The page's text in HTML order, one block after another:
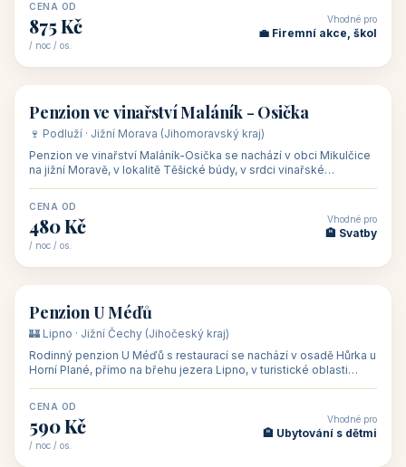
CENA OD
875 Kč
/ noc / os.
Vhodné pro
💼 Firemní akce, škol
🏡 penzion
Penzion ve vinařství Maláník - Osička
🍷 Podluží · Jižní Morava (Jihomoravský kraj)
Penzion ve vinařství Maláník-Osička se nachází v obci Mikulčice
na jižní Moravě, v lokalitě Těšické búdy, v srdci vinařské
CENA OD
480 Kč
/ noc / os.
Vhodné pro
🏨 Svatby
🏡 penzion
Penzion U Méďů
🏰 Lipno · Jižní Čechy (Jihočeský kraj)
Rodinný penzion U Méďů s restaurací se nachází v osadě Hůrka u
Horní Plané, přímo na břehu jezera Lipno, v turistické oblasti
CENA OD
590 Kč
/ noc / os.
Vhodné pro
🏨 Ubytování s dětmi